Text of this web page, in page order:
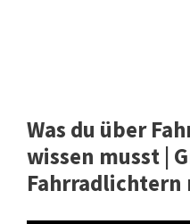
Was du über
wissen musst |